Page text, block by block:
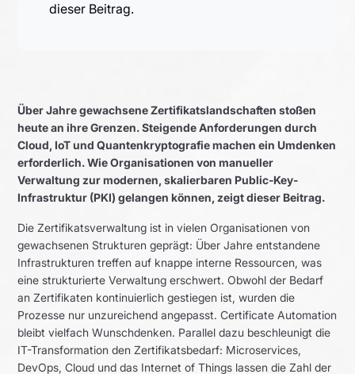
dieser Beitrag.
Über Jahre gewachsene Zertifikatslandschaften stoßen
heute an ihre Grenzen. Steigende Anforderungen durch
Cloud, IoT und Quantenkryptografie machen ein Umdenken
erforderlich. Wie Organisationen von manueller
Verwaltung zur modernen, skalierbaren Public-Key-
Infrastruktur (PKI) gelangen können, zeigt dieser Beitrag.
Die Zertifikatsverwaltung ist in vielen Organisationen von
gewachsenen Strukturen geprägt: Über Jahre entstandene
Infrastrukturen treffen auf knappe interne Ressourcen, was
eine strukturierte Verwaltung erschwert. Obwohl der Bedarf
an Zertifikaten kontinuierlich gestiegen ist, wurden die
Prozesse nur unzureichend angepasst. Certificate Automation
bleibt vielfach Wunschdenken. Parallel dazu beschleunigt die
IT-Transformation den Zertifikatsbedarf: Microservices,
DevOps, Cloud und das Internet of Things lassen die Zahl der